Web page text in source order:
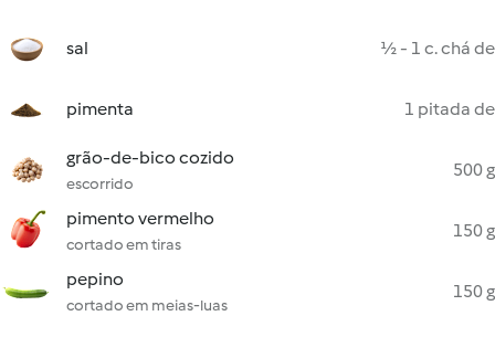
sal ½ - 1 c. chá de
pimenta 1 pitada de
grão-de-bico cozido
escorrido
500 g
pimento vermelho
cortado em tiras
150 g
pepino
cortado em meias-luas
150 g